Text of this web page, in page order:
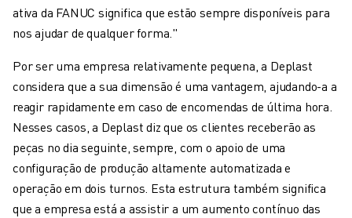
ativa da FANUC significa que estão sempre disponíveis para
nos ajudar de qualquer forma."
Por ser uma empresa relativamente pequena, a Deplast
considera que a sua dimensão é uma vantagem, ajudando-a a
reagir rapidamente em caso de encomendas de última hora.
Nesses casos, a Deplast diz que os clientes receberão as
peças no dia seguinte, sempre, com o apoio de uma
configuração de produção altamente automatizada e
operação em dois turnos. Esta estrutura também significa
que a empresa está a assistir a um aumento contínuo das